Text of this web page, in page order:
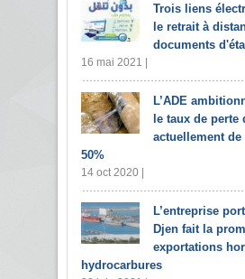
Trois liens
le retrait à
documents
16 mai 2021 |
L’ADE
le taux de perte
actuellement de
50%
14 oct 2020 |
L’entreprise
Djen fait la
exportations
hydrocarbures